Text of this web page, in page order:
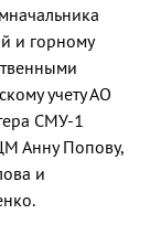
и горному
учету АО
СМУ-1
Анну Попову,
и